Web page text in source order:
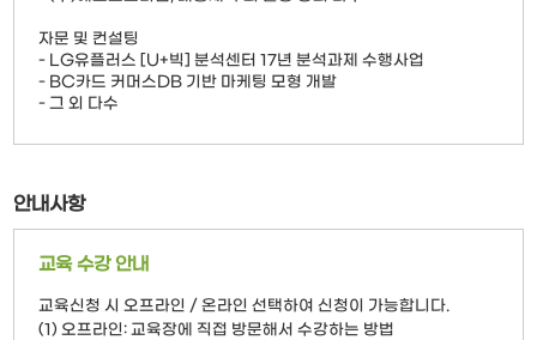
자문 및 컨설팅
- LG유플러스 [U+빅] 분석센터 17년 분석과제 수행사업
- BC카드 커머스DB 기반 마케팅 모형 개발
- 그 외 다수
안내사항
교육 수강 안내
교육신청 시 오프라인 / 온라인 선택하여 신청이 가능합니다.
(1) 오프라인: 교육장에 직접 방문해서 수강하는 방법